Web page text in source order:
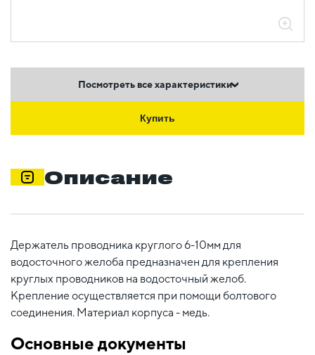
Посмотреть все характеристики
Купить
Описание
Держатель проводника круглого 6-10мм для
водосточного желоба предназначен для крепления
круглых проводников на водосточный желоб.
Крепление осуществляется при помощи болтового
соединения. Материал корпуса - медь.
Основные документы